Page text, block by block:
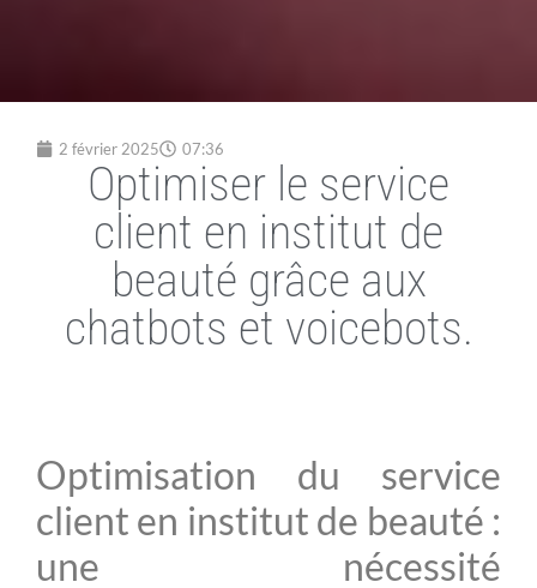
2 février 2025 07:36
Optimiser le service
client en institut de
beauté grâce aux
chatbots et voicebots.
Optimisation du service
client en institut de beauté :
une nécessité